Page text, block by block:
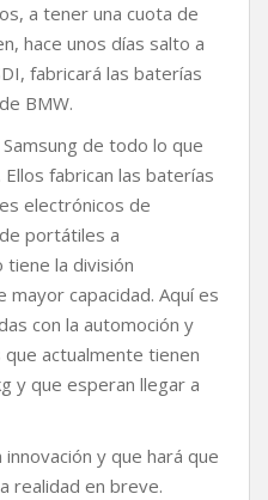
a tener una cuota de
hace unos días salto a
fabricará las baterías
BMW.
de todo lo que
fabrican las baterías
electrónicos de
portátiles a
la división
mayor capacidad. Aquí es
con la automoción y
actualmente tienen
y que esperan llegar a
y que hará que
realidad en breve.